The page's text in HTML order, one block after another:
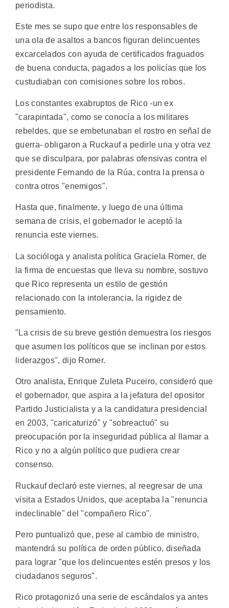
periodista.
Este mes se supo que entre los responsables de
una ola de asaltos a bancos figuran delincuentes
excarcelados con ayuda de certificados fraguados
de buena conducta, pagados a los policías que los
custudiaban con comisiones sobre los robos.
Los constantes exabruptos de Rico -un ex
"carapintada", como se conocía a los militares
rebeldes, que se embetunaban el rostro en señal de
guerra- obligaron a Ruckauf a pedirle una y otra vez
que se disculpara, por palabras ofensivas contra el
presidente Fernando de la Rúa, contra la prensa o
contra otros "enemigos".
Hasta que, finalmente, y luego de una última
semana de crisis, el gobernador le aceptó la
renuncia este viernes.
La socióloga y analista política Graciela Romer, de
la firma de encuestas que lleva su nombre, sostuvo
que Rico representa un estilo de gestión
relacionado con la intolerancia, la rigidez de
pensamiento.
"La crisis de su breve gestión demuestra los riesgos
que asumen los políticos que se inclinan por estos
liderazgos", dijo Romer.
Otro analista, Enrique Zuleta Puceiro, consideró que
el gobernador, que aspira a la jefatura del opositor
Partido Justicialista y a la candidatura presidencial
en 2003, "caricaturizó" y "sobreactuó" su
preocupación por la inseguridad pública al llamar a
Rico y no a algún político que pudiera crear
consenso.
Ruckauf declaró este viernes, al reegresar de una
visita a Estados Unidos, que aceptaba la "renuncia
indeclinable" del "compañero Rico".
Pero puntualizó que, pese al cambio de ministro,
mantendrá su política de orden público, diseñada
para lograr "que los delincuentes estén presos y los
ciudadanos seguros".
Rico protagonizó una serie de escándalos ya antes